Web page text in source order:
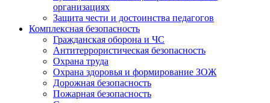
организациях
Защита чести и достоинства педагогов
Комплексная безопасность
Гражданская оборона и ЧС
Антитеррористическая безопасность
Охрана труда
Охрана здоровья и формирование ЗОЖ
Дорожная безопасность
Пожарная безопасность